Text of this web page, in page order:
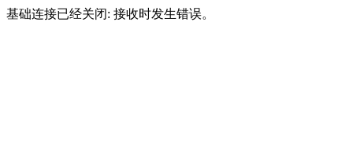
基础连接已经关闭: 接收时发生错误。